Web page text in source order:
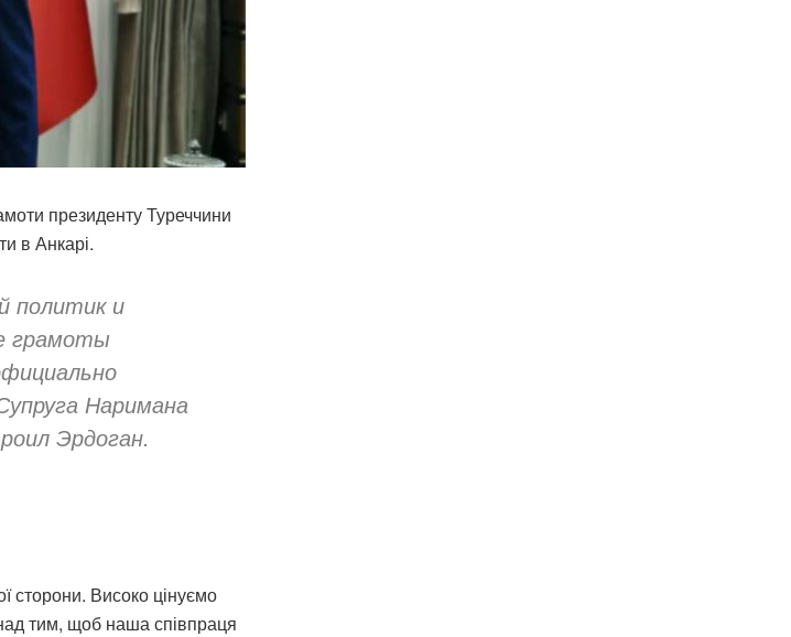
президенту Туреччини
в Анкарі.
политик и
грамоты
Наримана
Эрдоган.
сторони. Високо цінуємо
тим, щоб наша співпраця